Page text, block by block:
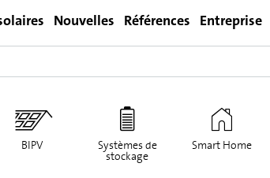
Nouvelles Références Entreprise
Login
BIPV Systèmes de
stockage
Smart Home